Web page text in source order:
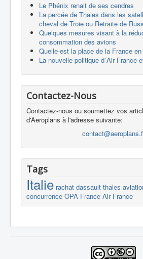
DronesLe Phénix renait de ses cendres
La percée de Thales dans les
cheval de Troie ou Retraite de
Quelques mesures visant à la
consommation des avions
Quelle-est la place de la France
La nouvelle politique d´Air France
Contactez-Nous
Contactez-nous ou soumettez vos
d'Aeroplans à l'adresse suivante:
Tags
Italie rachat dassault thales
concurrence OPA France Air France